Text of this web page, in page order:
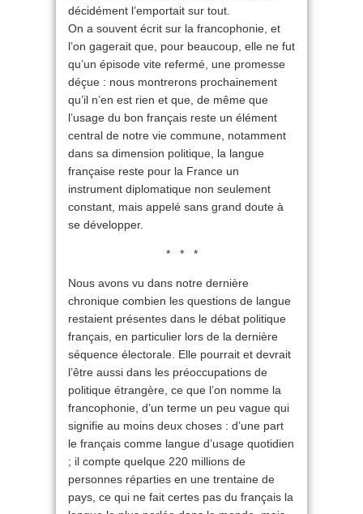
décidément l’emportait sur tout.
On a souvent écrit sur la francophonie, et
l’on gagerait que, pour beaucoup, elle ne fut
qu’un épisode vite refermé, une promesse
déçue : nous montrerons prochainement
qu’il n’en est rien et que, de même que
l’usage du bon français reste un élément
central de notre vie commune, notamment
dans sa dimension politique, la langue
française reste pour la France un
instrument diplomatique non seulement
constant, mais appelé sans grand doute à
se développer.
* * *
Nous avons vu dans notre dernière
chronique combien les questions de langue
restaient présentes dans le débat politique
français, en particulier lors de la dernière
séquence électorale. Elle pourrait et devrait
l’être aussi dans les préoccupations de
politique étrangère, ce que l’on nomme la
francophonie, d’un terme un peu vague qui
signifie au moins deux choses : d’une part
le français comme langue d’usage quotidien
; il compte quelque 220 millions de
personnes réparties en une trentaine de
pays, ce qui ne fait certes pas du français la